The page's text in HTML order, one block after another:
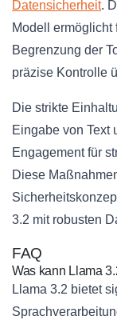
Datensicherheit.
Modell
Begrenzung der
präzise Kontrolle
Die strikte
Eingabe von Text
Engagement für
Diese
3.2 mit robusten
FAQ
Was kann Llama
Llama 3.2 bietet